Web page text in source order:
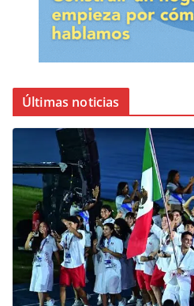
Últimas noticias